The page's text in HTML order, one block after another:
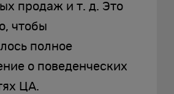
продаж и т. д. Это
чтобы
полное
о поведенческих
ЦА.